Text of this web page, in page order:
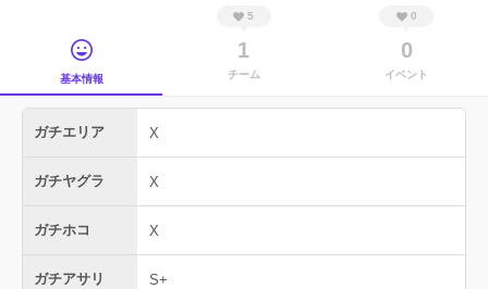
基本情報
5
1
チーム
0
0
イベント
ガチエリア X
ガチヤグラ X
ガチホコ X
ガチアサリ S+